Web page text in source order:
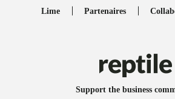
Lime Partenaires
Support the business